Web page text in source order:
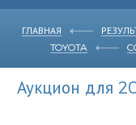
ГЛАВНАЯ
TOYOTA
Аукцион для